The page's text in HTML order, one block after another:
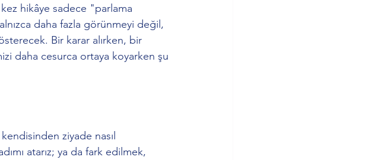
hikâye sadece "parlama
daha fazla görünmeyi değil,
Bir karar alırken, bir
daha cesurca ortaya koyarken şu
ziyade nasıl
atarız; ya da fark edilmek,